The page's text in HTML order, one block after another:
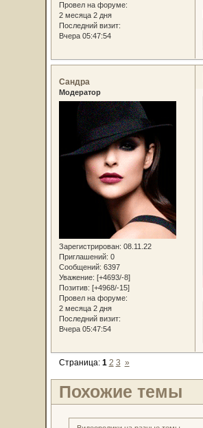
Провел на форуме:
2 месяца 2 дня
Последний визит:
Вчера 05:47:54
Сандра
Модератор
Зарегистрирован: 08.11.22
Приглашений: 0
Сообщений: 6397
Уважение: [+4693/-8]
Позитив: [+4968/-15]
Провел на форуме:
2 месяца 2 дня
Последний визит:
Вчера 05:47:54
Страница: 1 2 3 »
Похожие темы